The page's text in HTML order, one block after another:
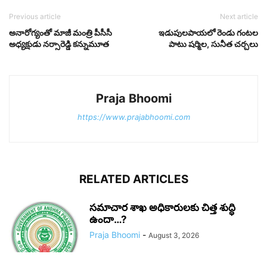
Previous article
అనారోగ్యంతో మాజీ మంత్రి పీసీసీ
అధ్యక్షుడు నర్సారెడ్డి కన్నుమూత
Next article
ఇడుపులపాయలో రెండు గంటల
పాటు షర్మిల, సునీత చర్చలు
Praja Bhoomi
https://www.prajabhoomi.com
RELATED ARTICLES
సమాచార శాఖ అధికారులకు చిత్త శుద్ధి
ఉందా…?
Praja Bhoomi - August 3, 2026